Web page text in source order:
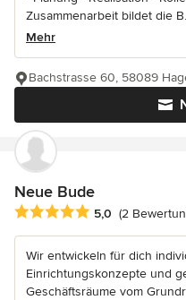
Zusammenarbeit bildet die
Mehr
Bachstrasse 60, 58089
Neue Bude
Durchschnittliche
5,0 (2
Wir entwickeln für dich
Einrichtungskonzepte und
Geschäftsräume vom